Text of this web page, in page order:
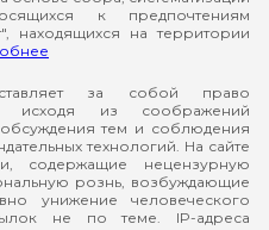
к предпочтениям
находящихся на территории
за собой право
исходя из соображений
обсуждения тем и соблюдения
технологий. На сайте
содержащие нецензурную
рознь, возбуждающие
унижение человеческого
не по теме. IP-адреса